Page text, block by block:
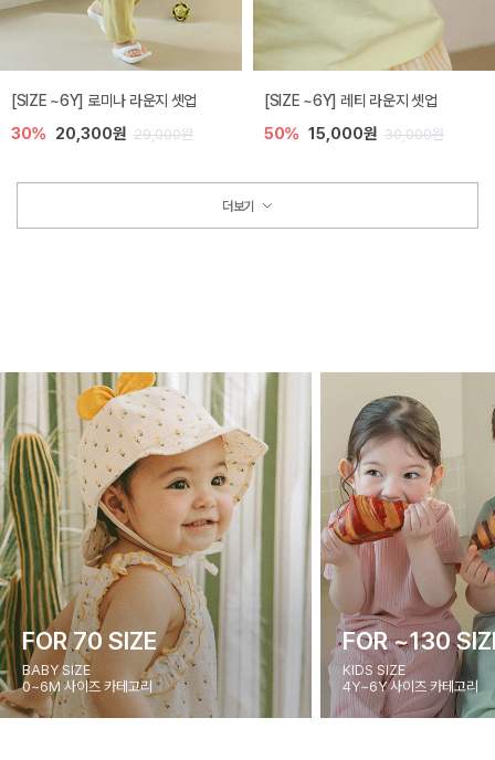
[SIZE ~6Y] 로미나 라운지 셋업
30% 20,300원 29,000원
[SIZE ~6Y] 레티 라운지 셋업
50% 15,000원 30,000원
더보기
FOR 70 SIZE
BABY SIZE
0~6M 사이즈 카테고리
FOR ~130
KIDS SIZE
4Y~6Y 사이즈 카테고리